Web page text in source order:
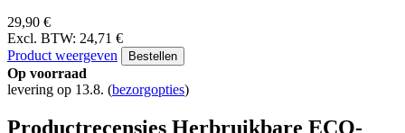
29,90 €
Excl. BTW: 24,71 €
Product weergeven
Bestellen
Op voorraad
levering op 13.8. (bezorgopties)
Productrecensies Herbruikbare ECO-